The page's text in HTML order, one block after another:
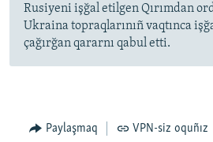
Rusiyeni işğal etilgen Qırımdan
Ukraina topraqlarınıñ vaqtınca
çağırğan qararnı qabul etti.
Paylaşmaq VPN-siz oquñız